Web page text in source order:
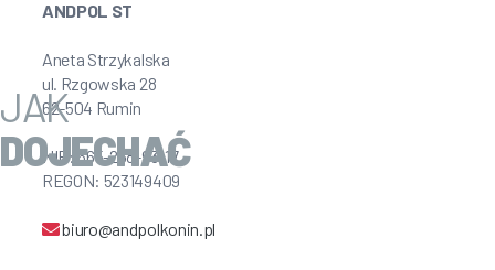
ANDPOL ST
Aneta Strzykalska
ul. Rzgowska 28
62-504 Rumin
NIP: 665-238-93-17
REGON: 523149409
biuro@andpolkonin.pl
JAK
DOJECHAĆ